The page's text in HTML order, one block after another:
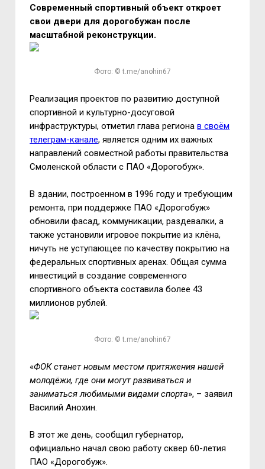
Современный спортивный объект откроет
свои двери для дорогобужан после
масштабной реконструкции.
Фото: © t.me/anohin67
Реализация проектов по развитию доступной
спортивной и культурно-досуговой
инфраструктуры, отметил глава регионав своём
телеграм-канале, является одним их важных
направлений совместной работы правительства
Смоленской области с ПАО «Дорогобуж».
В здании, построенном в 1996 году и требующим
ремонта, при поддержке ПАО «Дорогобуж»
обновили фасад, коммуникации, раздевалки, а
также установили игровое покрытие из клёна,
ничуть не уступающее по качеству покрытию на
федеральных спортивных аренах. Общая сумма
инвестиций в создание современного
спортивного объекта составила более 43
миллионов рублей.
Фото: © t.me/anohin67
«ФОК станет новым местом притяжения нашей
молодёжи, где они могут развиваться и
заниматься любимыми видами спорта», – заявил
Василий Анохин.
В этот же день, сообщил губернатор,
официально начал свою работу сквер 60-летия
ПАО «Дорогобуж».